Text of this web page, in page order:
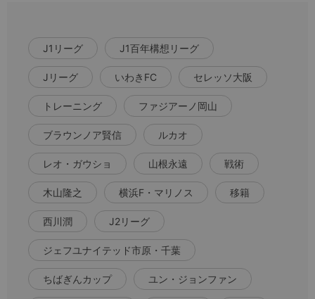
J1リーグ J1百年構想リーグ
Jリーグ いわきFC セレッソ大阪
トレーニング ファジアーノ岡山
ブラウンノア賢信 ルカオ
レオ・ガウショ 山根永遠 戦術
木山隆之 横浜F・マリノス 移籍
西川潤 J2リーグ
ジェフユナイテッド市原・千葉
ちばぎんカップ ユン・ジョンファン